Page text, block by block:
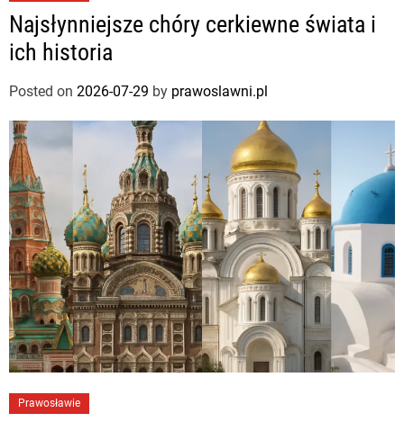
Najsłynniejsze chóry cerkiewne świata i
ich historia
Posted on 2026-07-29 by prawoslawni.pl
Prawosławie